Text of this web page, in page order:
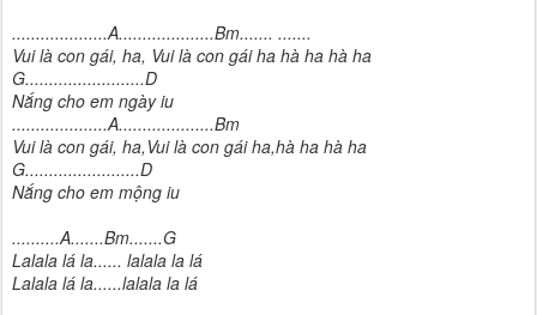
....................A....................Bm....... .......
Vui là con gái, ha, Vui là con gái ha hà ha hà ha
G.........................D
Nắng cho em ngày iu
....................A....................Bm
Vui là con gái, ha,Vui là con gái ha,hà ha hà ha
G........................D
Nắng cho em mộng iu
..........A.......Bm.......G
Lalala lá la...... lalala la lá
Lalala lá la......lalala la lá